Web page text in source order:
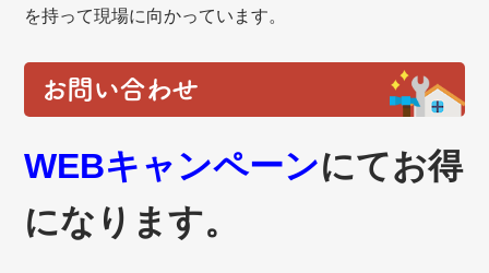
を持って現場に向かっています。
お問い合わせ
WEBキャンペーンにてお得
になります。